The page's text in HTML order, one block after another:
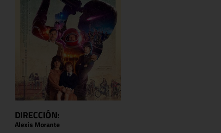
DIRECCIÓN:
Alexis Morante